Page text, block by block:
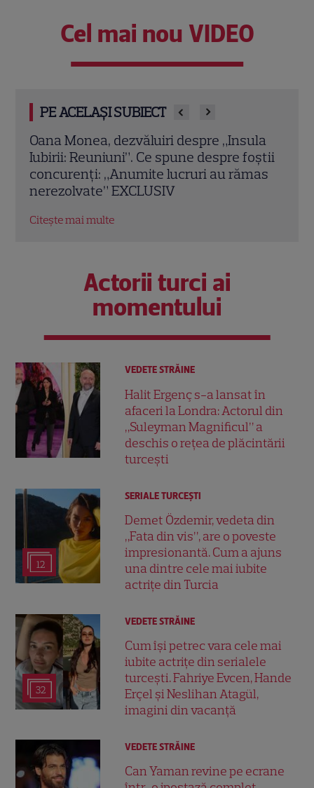
Cel mai nou VIDEO
PE ACELAȘI SUBIECT
Grila TV de toamnă 2026: toate
premierele confirmate la Pro TV și
Antena 1. Ce show-uri și seriale revin din
septembrie
Citește mai multe
Actorii turci ai
momentului
VEDETE STRĂINE
Halit Ergenç s-a lansat în
afaceri la Londra: Actorul din
„Suleyman Magnificul” a
deschis o rețea de plăcintării
turcești
12
SERIALE TURCEŞTI
Demet Özdemir, vedeta din
„Fata din vis”, are o poveste
impresionantă. Cum a ajuns
una dintre cele mai iubite
actrițe din Turcia
32
VEDETE STRĂINE
Cum își petrec vara cele mai
iubite actrițe din serialele
turcești. Fahriye Evcen, Hande
Erçel și Neslihan Atagül,
imagini din vacanță
VEDETE STRĂINE
Can Yaman revine pe ecrane